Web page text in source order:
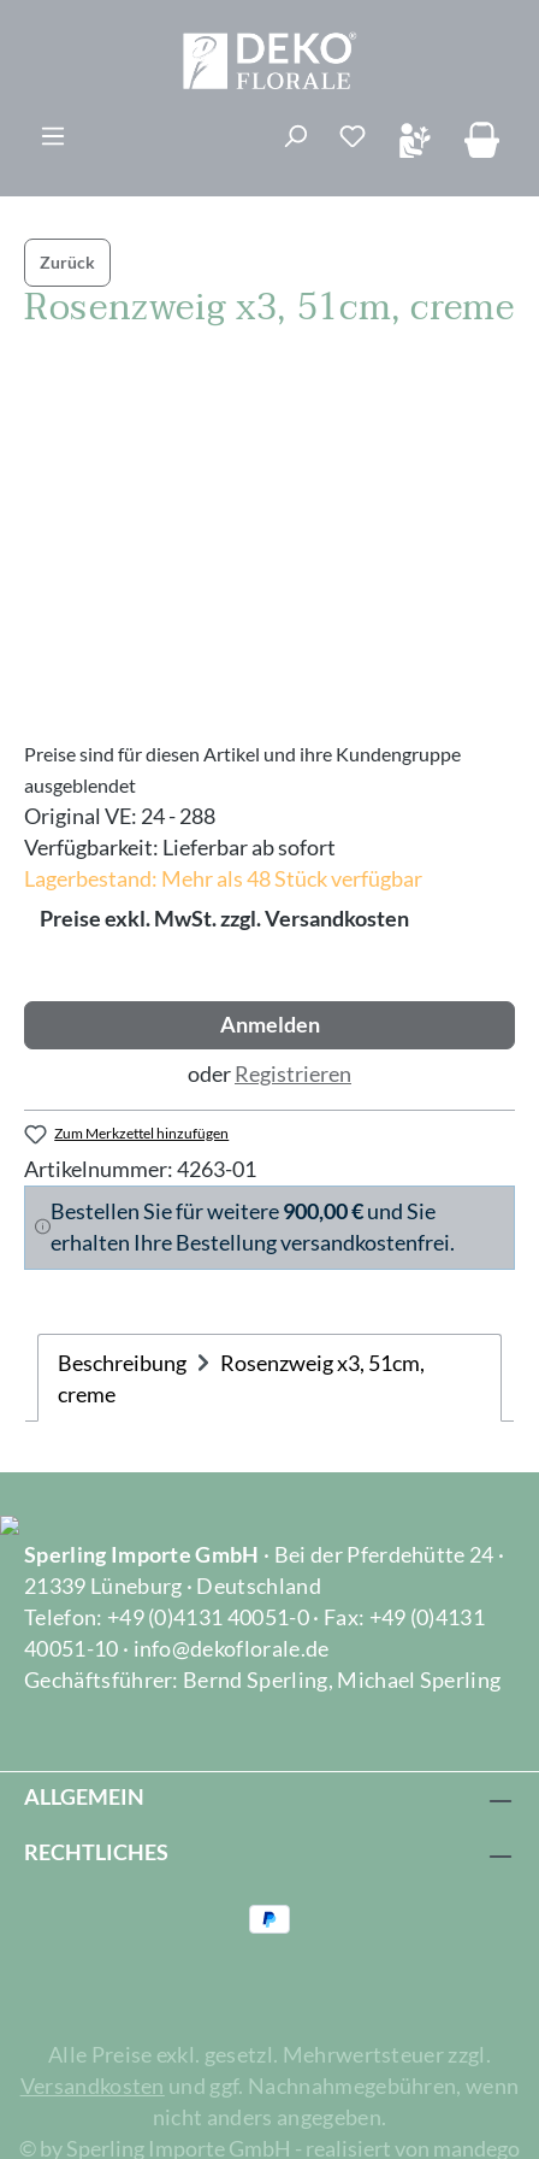
Du hast 0
Zurück
Rosenzweig x3, 51cm, creme
Preise sind für diesen Artikel und ihre Kundengruppe
ausgeblendet
Original VE: 24 - 288
Verfügbarkeit: Lieferbar ab sofort
Lagerbestand: Mehr als 48 Stück verfügbar
Preise exkl. MwSt. zzgl. Versandkosten
Anmelden
oderRegistrieren
Zum Merkzettel hinzufügen
Artikelnummer:4263-01
Bestellen Sie für weitere900,00 €und Sie
erhalten Ihre Bestellung versandkostenfrei.
Beschreibung
Rosenzweig x3, 51cm,
creme
Sperling Importe GmbH · Bei der Pferdehütte 24 ·
21339 Lüneburg · Deutschland
Telefon: +49 (0)4131 40051-0 · Fax: +49 (0)4131
40051-10 · info@dekoflorale.de
Gechäftsführer: Bernd Sperling, Michael Sperling
ALLGEMEIN
RECHTLICHES
Alle Preise exkl. gesetzl. Mehrwertsteuer zzgl.
Versandkosten und ggf. Nachnahmegebühren, wenn
nicht anders angegeben.
© by Sperling Importe GmbH - realisiert von mandego